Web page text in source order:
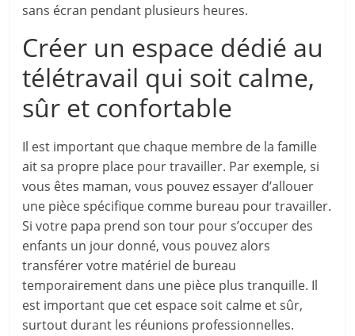
sans écran pendant plusieurs heures.
Créer un espace dédié au
télétravail qui soit calme,
sûr et confortable
Il est important que chaque membre de la famille
ait sa propre place pour travailler. Par exemple, si
vous êtes maman, vous pouvez essayer d’allouer
une pièce spécifique comme bureau pour travailler.
Si votre papa prend son tour pour s’occuper des
enfants un jour donné, vous pouvez alors
transférer votre matériel de bureau
temporairement dans une pièce plus tranquille. Il
est important que cet espace soit calme et sûr,
surtout durant les réunions professionnelles.